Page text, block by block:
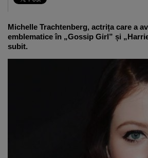
Michelle Trachtenberg, actrița care a
emblematice în „Gossip Girl” și
subit.